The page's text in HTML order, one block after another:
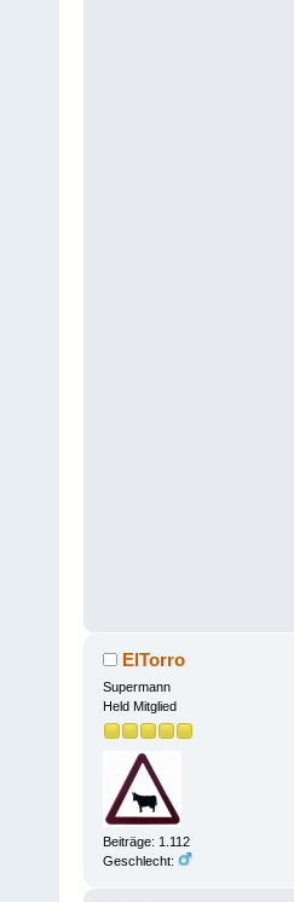
ElTorro
Supermann
Held Mitglied
Beiträge: 1.112
Geschlecht: